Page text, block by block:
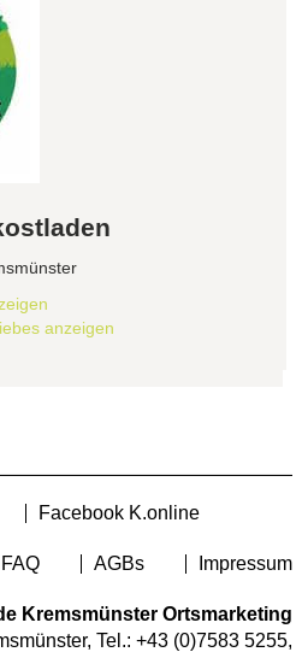
anzeigen
Facebook K.online
FAQ AGBs Impressum
Kremsmünster Ortsmarketing
Tel.: +43 (0)7583 5255,